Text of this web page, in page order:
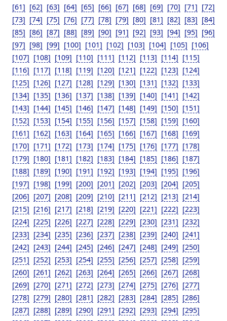
[61] [62] [63] [64] [65] [66] [67] [68] [69] [70] [71] [72]
[73] [74] [75] [76] [77] [78] [79] [80] [81] [82] [83] [84]
[85] [86] [87] [88] [89] [90] [91] [92] [93] [94] [95] [96]
[97] [98] [99] [100] [101] [102] [103] [104] [105] [106]
[107] [108] [109] [110] [111] [112] [113] [114] [115]
[116] [117] [118] [119] [120] [121] [122] [123] [124]
[125] [126] [127] [128] [129] [130] [131] [132] [133]
[134] [135] [136] [137] [138] [139] [140] [141] [142]
[143] [144] [145] [146] [147] [148] [149] [150] [151]
[152] [153] [154] [155] [156] [157] [158] [159] [160]
[161] [162] [163] [164] [165] [166] [167] [168] [169]
[170] [171] [172] [173] [174] [175] [176] [177] [178]
[179] [180] [181] [182] [183] [184] [185] [186] [187]
[188] [189] [190] [191] [192] [193] [194] [195] [196]
[197] [198] [199] [200] [201] [202] [203] [204] [205]
[206] [207] [208] [209] [210] [211] [212] [213] [214]
[215] [216] [217] [218] [219] [220] [221] [222] [223]
[224] [225] [226] [227] [228] [229] [230] [231] [232]
[233] [234] [235] [236] [237] [238] [239] [240] [241]
[242] [243] [244] [245] [246] [247] [248] [249] [250]
[251] [252] [253] [254] [255] [256] [257] [258] [259]
[260] [261] [262] [263] [264] [265] [266] [267] [268]
[269] [270] [271] [272] [273] [274] [275] [276] [277]
[278] [279] [280] [281] [282] [283] [284] [285] [286]
[287] [288] [289] [290] [291] [292] [293] [294] [295]